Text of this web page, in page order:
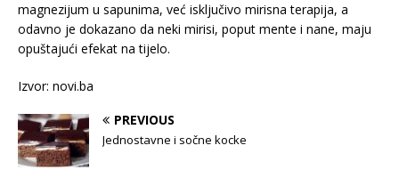
magnezijum u sapunima, već isključivo mirisna terapija, a
odavno je dokazano da neki mirisi, poput mente i nane, maju
opuštajući efekat na tijelo.
Izvor: novi.ba
PREVIOUS
Jednostavne i sočne kocke